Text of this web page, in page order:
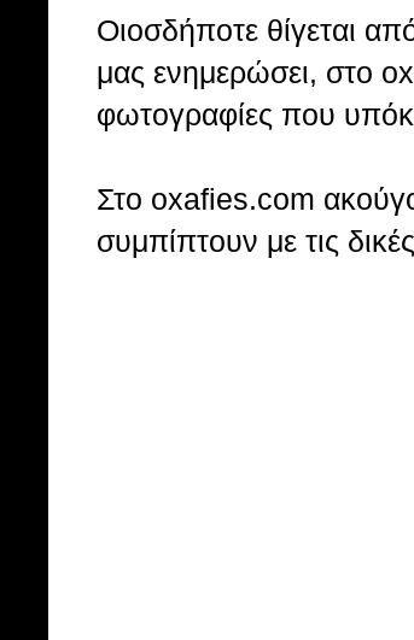
Οιοσδήποτε θίγεται
μας ενημερώσει, στο
φωτογραφίες που
Στo oxafies.com
συμπίπτουν με τις